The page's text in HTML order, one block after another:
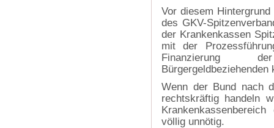
Vor diesem
des GKV-
der Krankenkassen
mit der
Finanzierung
Bürgergeldbeziehenden
Wenn der Bund nach
rechtskräftig handeln
völlig unnötig.